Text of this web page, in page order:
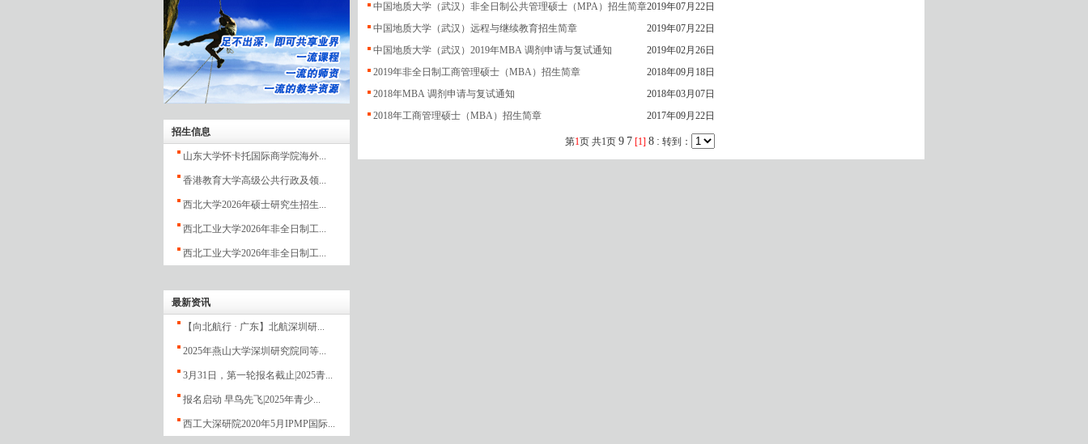
招生信息
山东大学怀卡托国际商学院海外...
香港教育大学高级公共行政及领...
西北大学2026年硕士研究生招生...
西北工业大学2026年非全日制工...
西北工业大学2026年非全日制工...
最新资讯
【向北航行 · 广东】北航深圳研...
2025年燕山大学深圳研究院同等...
3月31日，第一轮报名截止|2025青...
报名启动 早鸟先飞|2025年青少...
西工大深研院2020年5月IPMP国际...
中国地质大学（武汉）非全日制公共管理硕士（MPA）招生简章2019年07月22日
中国地质大学（武汉）远程与继续教育招生简章
2019年07月22日
中国地质大学（武汉）2019年MBA 调剂申请与复试通知
2019年02月26日
2019年非全日制工商管理硕士（MBA）招生简章
2018年09月18日
2018年MBA 调剂申请与复试通知
2018年03月07日
2018年工商管理硕士（MBA）招生简章
2017年09月22日
第1页 共1页 9 7 [1] 8 : 转到：